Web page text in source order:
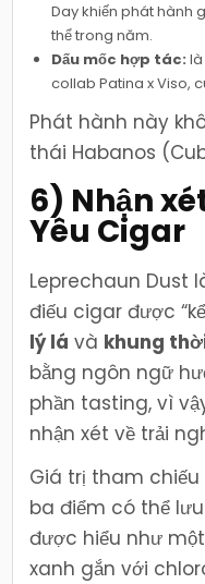
Day khiến phát hành
thể trong năm.
Dấu mốc hợp tác:
collab Patina x Viso,
Phát hành này
thái Habanos
6) Nhận
Yêu Cigar
Leprechaun Dust
điếu cigar được
lý lá và khung
bằng ngôn ngữ
phần tasting, vì
nhận xét về trải
Giá trị tham
ba điểm có thể
được hiểu như
xanh gắn với